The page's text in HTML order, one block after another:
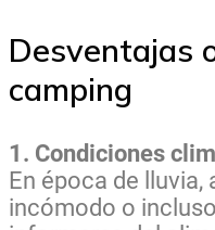
Desventajas
camping
1. Condiciones
En época de lluvia,
incómodo o